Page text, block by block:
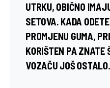
UTRKU, OBIČNO
SETOVA. KADA
PROMJENU GUMA,
KORIŠTEN PA ZNATE
VOZAČU JOŠ